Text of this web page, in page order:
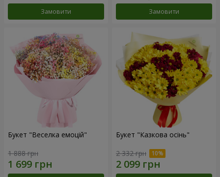
Замовити Замовити
Букет "Веселка емоцій"
1 888 грн
Букет "Казкова осінь"
2 332 грн